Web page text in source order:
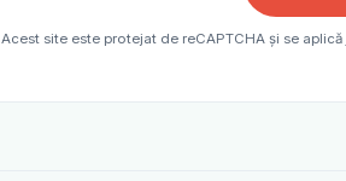
Acest site este protejat de reCAPTCHA și se aplică